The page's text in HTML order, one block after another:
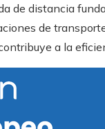
de distancia
de
a la